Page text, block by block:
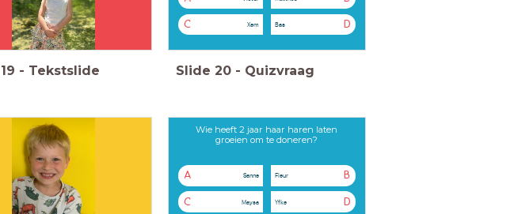
19 - Tekstslide
C Xem D
Bas
Slide 20 - Quizvraag
Wie heeft 2 jaar haar haren laten
groeien om te doneren?
A Sanne B
Fleur
C Maysa D
Yfke